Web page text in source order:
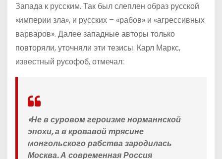
Запада к русским. Так был слеплен образ русской
«империи зла», и русских – «рабов» и «агрессивных
варваров». Далее западные авторы только
повторяли, уточняли эти тезисы. Карл Маркс,
известный русофоб, отмечал:
«Не в суровом героизме норманнской
эпохи, а в кровавой трясине
монгольского рабства зародилась
Москва. А современная Россия